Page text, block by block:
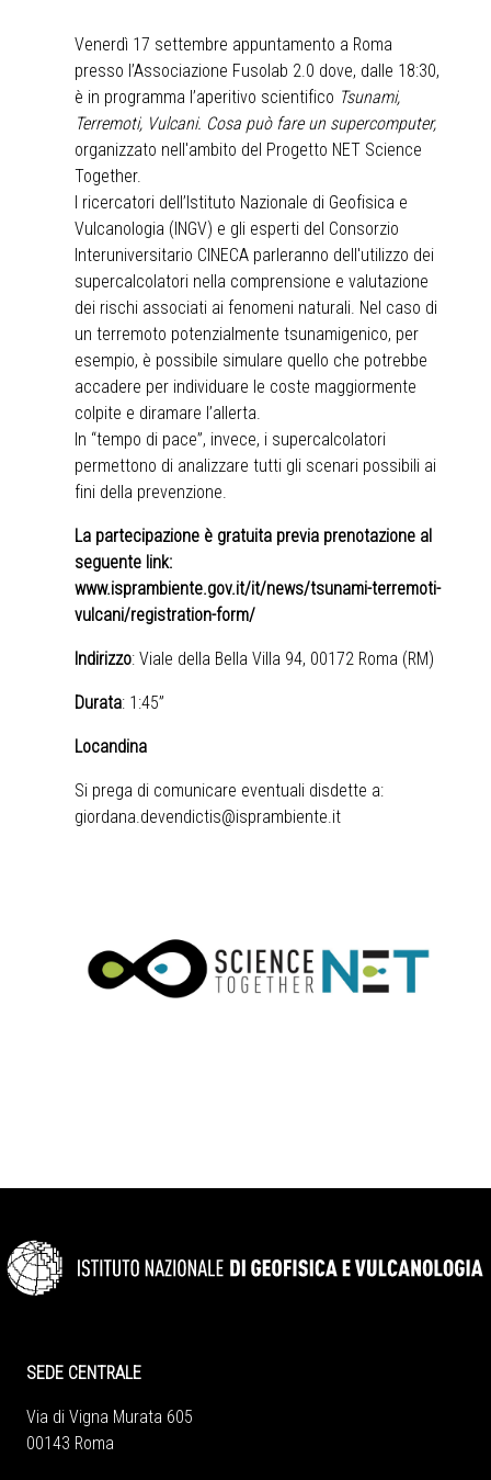
Venerdì 17 settembre appuntamento a Roma
presso l’Associazione Fusolab 2.0 dove, dalle 18:30,
è in programma l’aperitivo scientifico Tsunami,
Terremoti, Vulcani. Cosa può fare un supercomputer,
organizzato nell'ambito del Progetto NET Science
Together.
I ricercatori dell’Istituto Nazionale di Geofisica e
Vulcanologia (INGV) e gli esperti del Consorzio
Interuniversitario CINECA parleranno dell'utilizzo dei
supercalcolatori nella comprensione e valutazione
dei rischi associati ai fenomeni naturali. Nel caso di
un terremoto potenzialmente tsunamigenico, per
esempio, è possibile simulare quello che potrebbe
accadere per individuare le coste maggiormente
colpite e diramare l’allerta.
In “tempo di pace”, invece, i supercalcolatori
permettono di analizzare tutti gli scenari possibili ai
fini della prevenzione.
La partecipazione è gratuita previa prenotazione al
seguente link:
www.isprambiente.gov.it/it/news/tsunami-terremoti-
vulcani/registration-form/
Indirizzo: Viale della Bella Villa 94, 00172 Roma (RM)
Durata: 1:45”
Locandina
Si prega di comunicare eventuali disdette a:
giordana.devendictis@isprambiente.it
SEDE CENTRALE
Via di Vigna Murata 605
00143 Roma